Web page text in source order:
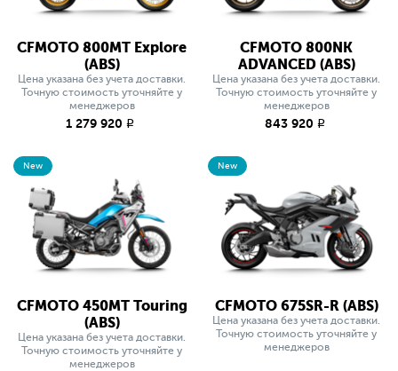
CFMOTO 800MT Explore
(ABS)
Цена указана без учета доставки.
Точную стоимость уточняйте у
менеджеров
1 279 920 q
CFMOTO 800NK
ADVANCED (ABS)
Цена указана без учета доставки.
Точную стоимость уточняйте у
менеджеров
843 920 q
New
CFMOTO 450MT Touring
(ABS)
Цена указана без учета доставки.
Точную стоимость уточняйте у
менеджеров
New
CFMOTO 675SR-R (ABS)
Цена указана без учета доставки.
Точную стоимость уточняйте у
менеджеров